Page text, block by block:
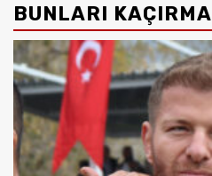
BUNLARI KAÇIRMA